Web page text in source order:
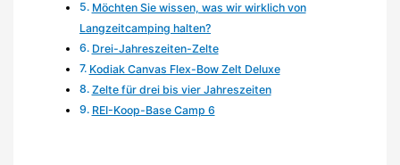
Möchten Sie wissen, was wir wirklich von
Langzeitcamping halten?
Drei-Jahreszeiten-Zelte
Kodiak Canvas Flex-Bow Zelt Deluxe
Zelte für drei bis vier Jahreszeiten
REI-Koop-Base Camp 6